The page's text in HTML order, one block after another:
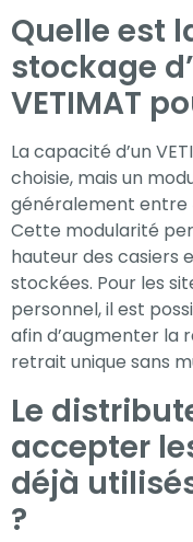
Quelle est
stockage
VETIMAT
La capacité d’un
choisie, mais un
généralement entre
Cette modularité
hauteur des casiers
stockées. Pour les
personnel, il est
afin d’augmenter la
retrait unique sans
Le
accepter
déjà
?